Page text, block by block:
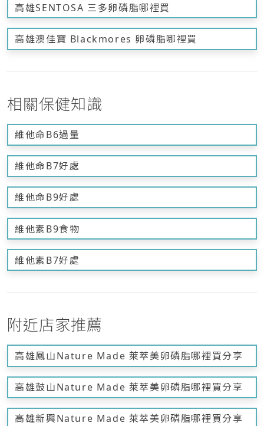
高雄SENTOSA 三多卵磷脂哪裡買
高雄澳佳寶 Blackmores 卵磷脂哪裡買
相關保健知識
維他命B6過量
維他命B7好處
維他命B9好處
維他素B9食物
維他素B7好處
附近店家推薦
高雄鳳山Nature Made 萊萃美卵磷脂哪裡買分享
高雄鼓山Nature Made 萊萃美卵磷脂哪裡買分享
高雄新興Nature Made 萊萃美卵磷脂哪裡買分享